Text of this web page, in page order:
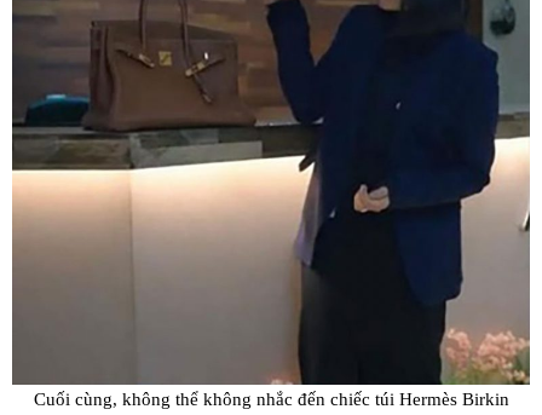
Cuối cùng, không thể không nhắc đến chiếc túi Hermès Birkin